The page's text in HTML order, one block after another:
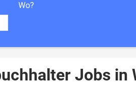
Wo?
Jobs in